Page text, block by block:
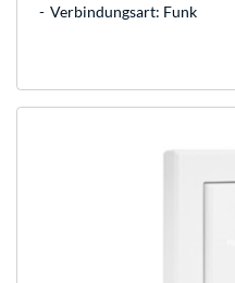
Verbindungsart: Funk